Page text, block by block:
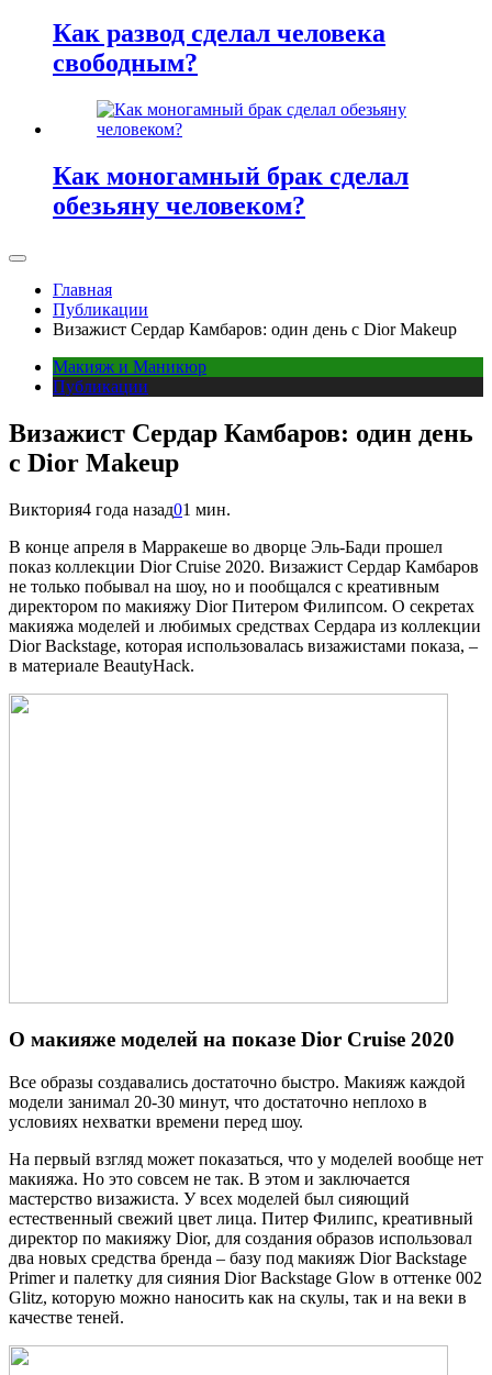
Как развод сделал человека
свободным?
Как моногамный брак сделал
обезьяну человеком?
Главная
Публикации
Визажист Сердар Камбаров: один день с Dior Makeup
Макияж и Маникюр
Публикации
Визажист Сердар Камбаров: один день
с Dior Makeup
Виктория4 года назад01 мин.
В конце апреля в Марракеше во дворце Эль-Бади прошел
показ коллекции Dior Сruise 2020. Визажист Сердар Камбаров
не только побывал на шоу, но и пообщался с креативным
директором по макияжу Dior Питером Филипсом. О секретах
макияжа моделей и любимых средствах Сердара из коллекции
Dior Backstage, которая использовалась визажистами показа, –
в материале BeautyHack.
О макияже моделей на показе Dior Сruise 2020
Все образы создавались достаточно быстро. Макияж каждой
модели занимал 20-30 минут, что достаточно неплохо в
условиях нехватки времени перед шоу.
На первый взгляд может показаться, что у моделей вообще нет
макияжа. Но это совсем не так. В этом и заключается
мастерство визажиста. У всех моделей был сияющий
естественный свежий цвет лица. Питер Филипс, креативный
директор по макияжу Dior, для создания образов использовал
два новых средства бренда – базу под макияж Dior Backstage
Primer и палетку для сияния Dior Backstage Glow в оттенке 002
Glitz, которую можно наносить как на скулы, так и на веки в
качестве теней.